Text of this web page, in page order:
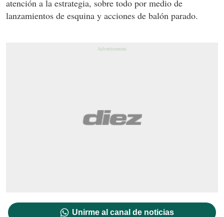
atención a la estrategia, sobre todo por medio de
lanzamientos de esquina y acciones de balón parado.
Unirme al canal de noticias